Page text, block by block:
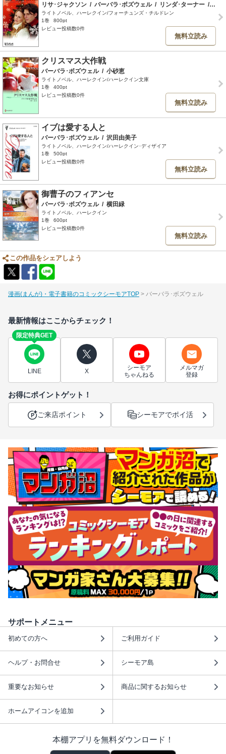
リサ･ジャクソン / バーバラ･ボズウェル / リンダ･ターナー / 村
ライトノベル、ハーレクイン/フォーチュンズ・チルドレン
1巻
800pt
レビュー投稿数0件
無料立読み
クリスマス大作戦
バーバラ･ボズウェル / 小砂恵
ライトノベル、ハーレクイン/ハーレクイン文庫
1巻
400pt
レビュー投稿数0件
無料立読み
イブは愛する人と
バーバラ･ボズウェル / 沢田由美子
ライトノベル、ハーレクイン/ハーレクイン･ディザイア
1巻
500pt
レビュー投稿数0件
無料立読み
御曹子のフィアンセ
バーバラ･ボズウェル / 横田緑
ライトノベル、ハーレクイン
1巻
600pt
レビュー投稿数0件
無料立読み
この作品をシェアしよう
漫画(まんが)・電子書籍のコミックシーモアTOP バーバラ･ボズウェル
最新情報はここからチェック！
限定特典GET
LINE X
シーモア
ちゃんねる
メルマガ
登録
お得にポイントゲット！
ご来店ポイント シーモアでポイ活
サポートメニュー
初めての方へ ご利用ガイド
ヘルプ・お問合せ シーモア島
重要なお知らせ 商品に関するお知らせ
ホームアイコンを追加
本棚アプリを無料ダウンロード！